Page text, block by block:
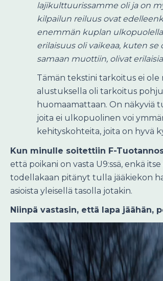
lajikulttuurissamme oli ja on
kilpailun reiluus ovat
enemmän kuplan
erilaisuus oli vaikeaa, kuten
samaan muottiin, olivat
Tämän tekstini tarkoitus ei
alustuksella oli tarkoitus
huomaamattaan. On näkyviä
joita ei ulkopuolinen voi
kehityskohteita, joita on hyvä
Kun minulle soitettiin F-
että poikani on vasta U9:ssä, enkä
todellakaan pitänyt tulla jääkiekon
asioista yleisellä tasolla jotakin.
Niinpä vastasin, että lapa jäähän,